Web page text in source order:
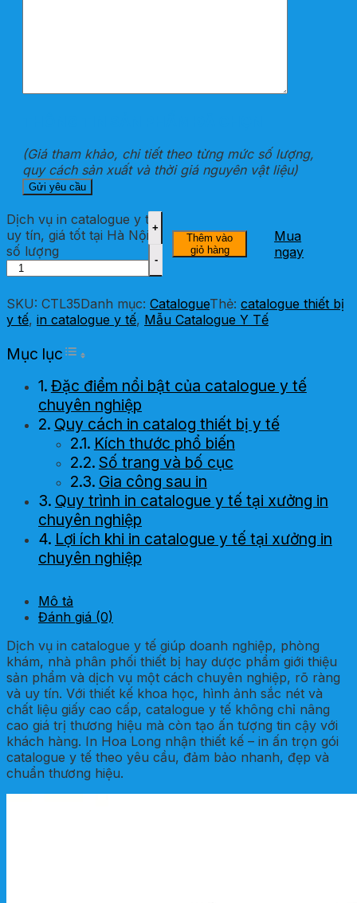
(Giá tham khảo, chi tiết theo từng mức số lượng,
quy cách sản xuất và thời giá nguyên vật liệu)
Dịch vụ in catalogue y tế
uy tín, giá tốt tại Hà Nội
số lượng
Thêm vào
giỏ hàng
Mua
ngay
SKU: CTL35Danh mục: CatalogueThẻ: catalogue thiết bị
y tế, in catalogue y tế, Mẫu Catalogue Y Tế
Mục lục Toggle Table of Content
Đặc điểm nổi bật của catalogue y tế
chuyên nghiệp
Quy cách in catalog thiết bị y tế
Kích thước phổ biến
Số trang và bố cục
Gia công sau in
Quy trình in catalogue y tế tại xưởng in
chuyên nghiệp
Lợi ích khi in catalogue y tế tại xưởng in
chuyên nghiệp
Mô tả
Đánh giá (0)
Dịch vụ in catalogue y tế giúp doanh nghiệp, phòng
khám, nhà phân phối thiết bị hay dược phẩm giới thiệu
sản phẩm và dịch vụ một cách chuyên nghiệp, rõ ràng
và uy tín. Với thiết kế khoa học, hình ảnh sắc nét và
chất liệu giấy cao cấp, catalogue y tế không chỉ nâng
cao giá trị thương hiệu mà còn tạo ấn tượng tin cậy với
khách hàng. In Hoa Long nhận thiết kế – in ấn trọn gói
catalogue y tế theo yêu cầu, đảm bảo nhanh, đẹp và
chuẩn thương hiệu.